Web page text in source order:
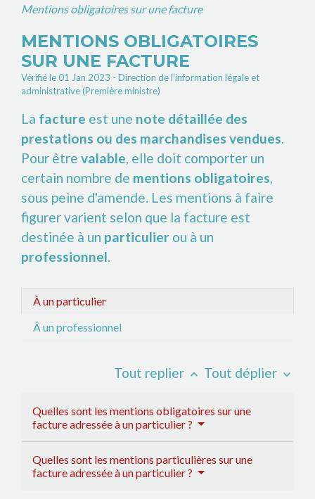
Mentions obligatoires sur une facture
MENTIONS OBLIGATOIRES
SUR UNE FACTURE
Vérifié le 01 Jan 2023 - Direction de l'information légale et
administrative (Première ministre)
La facture est une note détaillée des
prestations ou des marchandises vendues
Pour être valable , elle doit comporter un
certain nombre de mentions obligatoires
sous peine d'amende. Les mentions à faire
figurer varient selon que la facture est
destinée à un particulier ou à un
professionnel
À un particulier
À un professionnel
Tout replier keyboard_arrow_up Tout déplier keyboard_arrow_down
Quelles sont les mentions obligatoires sur une
facture adressée à un particulier ?
Quelles sont les mentions particulières sur une
facture adressée à un particulier ?